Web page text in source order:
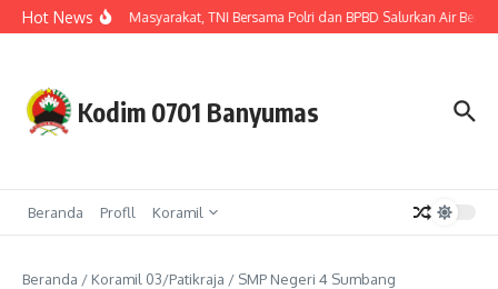
Lewati ke konten
Hot News
Hadir untuk Masyarakat, TNI Bersama Polri dan BPBD Salurkan Air
Kodim 0701 Banyumas
Beranda Profll Koramil
Beranda / Koramil 03/Patikraja / SMP Negeri 4 Sumbang